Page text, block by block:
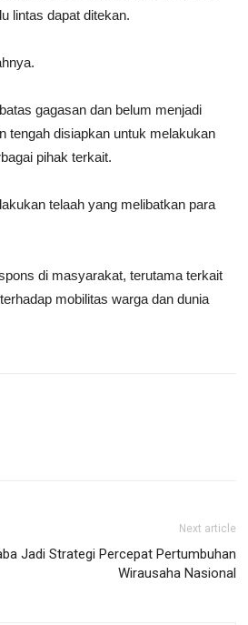
lintas dapat ditekan.
gagasan dan belum menjadi
tengah disiapkan untuk melakukan
pihak terkait.
telaah yang melibatkan para
di masyarakat, terutama terkait
mobilitas warga dan dunia
Next article
Jadi Strategi Percepat Pertumbuhan
Wirausaha Nasional